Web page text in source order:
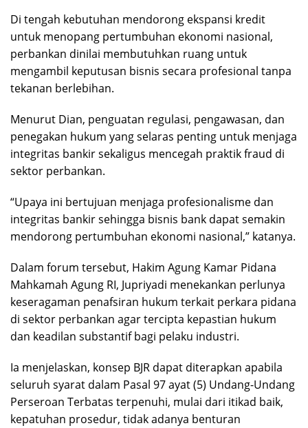
Di tengah kebutuhan mendorong ekspansi kredit
untuk menopang pertumbuhan ekonomi nasional,
perbankan dinilai membutuhkan ruang untuk
mengambil keputusan bisnis secara profesional tanpa
tekanan berlebihan.
Menurut Dian, penguatan regulasi, pengawasan, dan
penegakan hukum yang selaras penting untuk menjaga
integritas bankir sekaligus mencegah praktik fraud di
sektor perbankan.
“Upaya ini bertujuan menjaga profesionalisme dan
integritas bankir sehingga bisnis bank dapat semakin
mendorong pertumbuhan ekonomi nasional,” katanya.
Dalam forum tersebut, Hakim Agung Kamar Pidana
Mahkamah Agung RI, Jupriyadi menekankan perlunya
keseragaman penafsiran hukum terkait perkara pidana
di sektor perbankan agar tercipta kepastian hukum
dan keadilan substantif bagi pelaku industri.
Ia menjelaskan, konsep BJR dapat diterapkan apabila
seluruh syarat dalam Pasal 97 ayat (5) Undang-Undang
Perseroan Terbatas terpenuhi, mulai dari itikad baik,
kepatuhan prosedur, tidak adanya benturan